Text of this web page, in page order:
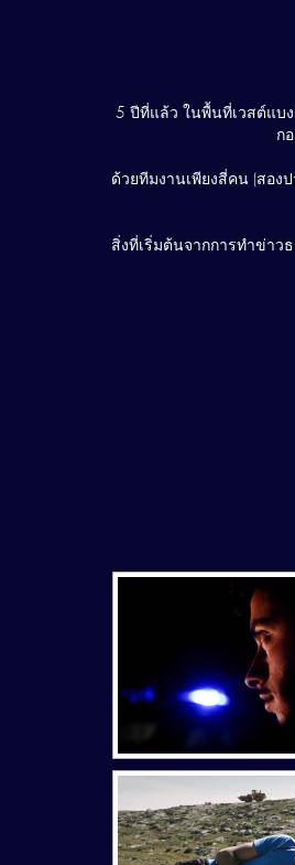
5 ปีที่แล้ว ในพื้นที่เวสต์แบ
ก
ด้วยทีมงานเพียงสี่คน (สอง
สิ่งที่เริ่มต้นจากการทำข่าว